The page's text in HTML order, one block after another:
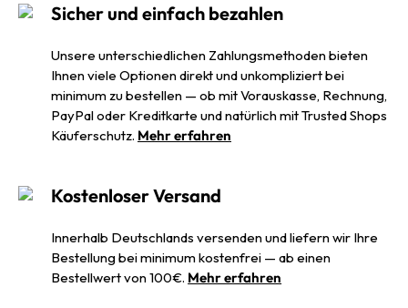
Sicher und einfach bezahlen
Unsere unterschiedlichen Zahlungsmethoden bieten
Ihnen viele Optionen direkt und unkompliziert bei
minimum zu bestellen — ob mit Vorauskasse, Rechnung,
PayPal oder Kreditkarte und natürlich mit Trusted Shops
Käuferschutz. Mehr erfahren
Kostenloser Versand
Innerhalb Deutschlands versenden und liefern wir Ihre
Bestellung bei minimum kostenfrei — ab einen
Bestellwert von 100€. Mehr erfahren